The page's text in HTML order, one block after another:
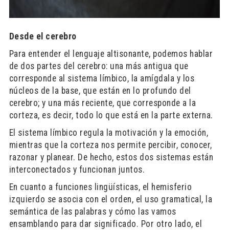
Desde el cerebro
Para entender el lenguaje altisonante, podemos hablar
de dos partes del cerebro: una más antigua que
corresponde al sistema límbico, la amígdala y los
núcleos de la base, que están en lo profundo del
cerebro; y una más reciente, que corresponde a la
corteza, es decir, todo lo que está en la parte externa.
El sistema límbico regula la motivación y la emoción,
mientras que la corteza nos permite percibir, conocer,
razonar y planear. De hecho, estos dos sistemas están
interconectados y funcionan juntos.
En cuanto a funciones lingüísticas, el hemisferio
izquierdo se asocia con el orden, el uso gramatical, la
semántica de las palabras y cómo las vamos
ensamblando para dar significado. Por otro lado, el